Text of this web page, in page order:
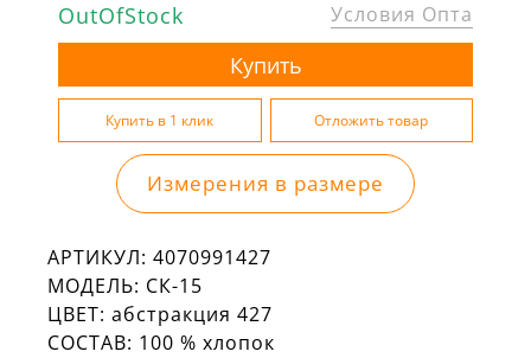
OutOfStock Условия Опта
Измерения в размере
АРТИКУЛ: 4070991427
МОДЕЛЬ: СК-15
ЦВЕТ: абстракция 427
СОСТАВ: 100 % хлопок